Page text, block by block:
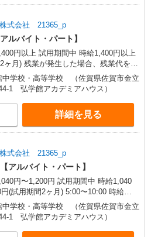
式会社 21365_p
ルバイト・パート】
用期間中 時給1,400円以上
場合、残業代を1
途支給します。
中学校・高等学校 （佐賀県佐賀市金立
1 弘学館アカデミアハウス）
詳細を見る
式会社 21365_p
アルバイト・パート】
1,200円 試用期間中 時給1,040
期間2ヶ月) 5:00〜10:00 時給
上 16:00〜20:00 時給1,100円以上 残業
場合、残業代を1分単位で別途支給しま
中学校・高等学校 （佐賀県佐賀市金立
1 弘学館アカデミアハウス）